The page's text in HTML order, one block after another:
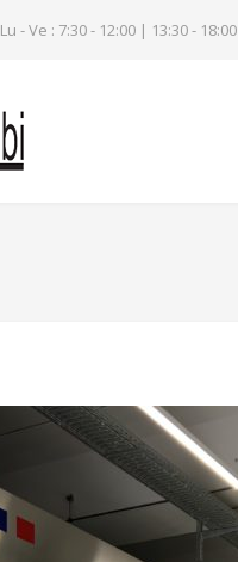
Lu - Ve : 7:30 - 12:00 | 13:30 - 18:00